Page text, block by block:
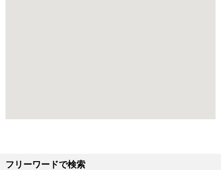
フリーワードで検索